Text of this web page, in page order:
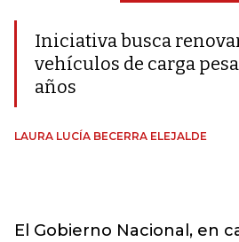
Iniciativa busca
vehículos de carga
años
LAURA LUCÍA BECERRA ELEJALDE
El Gobierno Nacional, en